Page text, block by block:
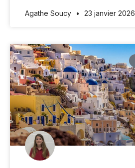
Agathe Soucy 23 janvier 2026